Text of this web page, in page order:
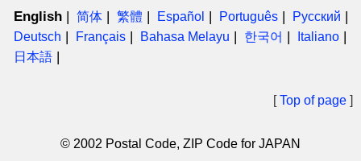
English 简体 繁體 Español Português
Русский
Deutsch
Français Bahasa Melayu 한국어
Italiano
日本語
[Top of page ]
© 2002 Postal Code, ZIP Code for JAPAN